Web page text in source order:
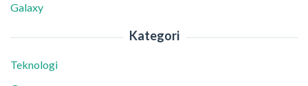
Galaxy
Kategori
Teknologi